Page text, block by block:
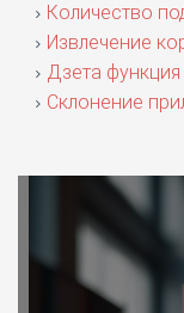
Количество
Извлечение
Дзета
Склонение